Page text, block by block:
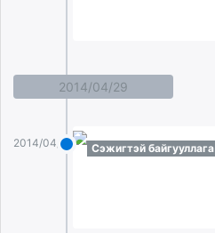
2014/04/29
2014/04/29 Сэжигтэй байгууллага